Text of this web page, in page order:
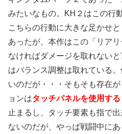
みたいなもの。KH２はこの行
こちらの行動に大きな足かせ
あったが、本作はこの「リア
なければダメージを取れない
はバランス調整は取れている
いのだが・・・そもそも存在
ョンはタッチパネルを使用する
止まるし、タッチ要素も指で
ないのだが、やっぱ戦闘中に